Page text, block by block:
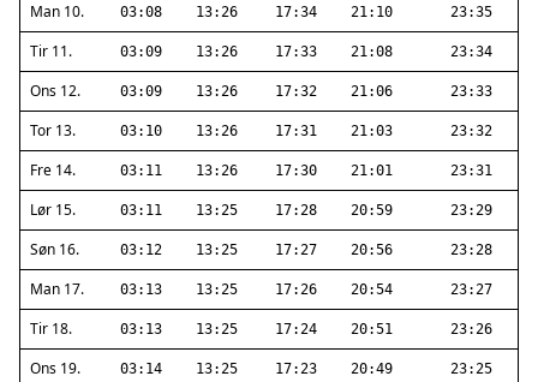
Man 10. 03:08 13:26 17:34 21:10 23:35
Tir 11. 03:09 13:26 17:33 21:08 23:34
Ons 12. 03:09 13:26 17:32 21:06 23:33
Tor 13. 03:10 13:26 17:31 21:03 23:32
Fre 14. 03:11 13:26 17:30 21:01 23:31
Lør 15. 03:11 13:25 17:28 20:59 23:29
Søn 16. 03:12 13:25 17:27 20:56 23:28
Man 17. 03:13 13:25 17:26 20:54 23:27
Tir 18. 03:13 13:25 17:24 20:51 23:26
Ons 19. 03:14 13:25 17:23 20:49 23:25